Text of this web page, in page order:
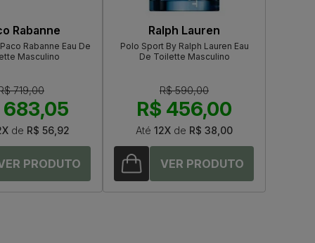
Rabanne
Rabanne Eau De
Masculino
719,00
683,05
de R$ 56,92
Ralph Lauren
Polo Sport By Ralph Lauren Eau
De Toilette Masculino
R$ 590,00
R$ 456,00
Até 12X de R$ 38,00